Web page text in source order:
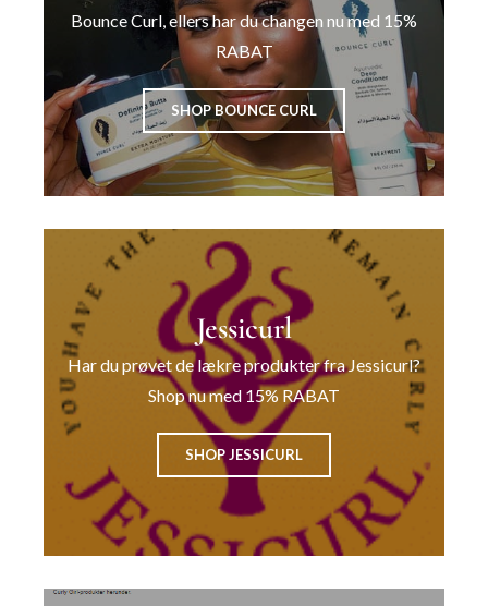
Bounce Curl, ellers har du changen nu med 15%
RABAT
SHOP BOUNCE CURL
Jessicurl
Har du prøvet de lækre produkter fra Jessicurl?
Shop nu med 15% RABAT
SHOP JESSICURL